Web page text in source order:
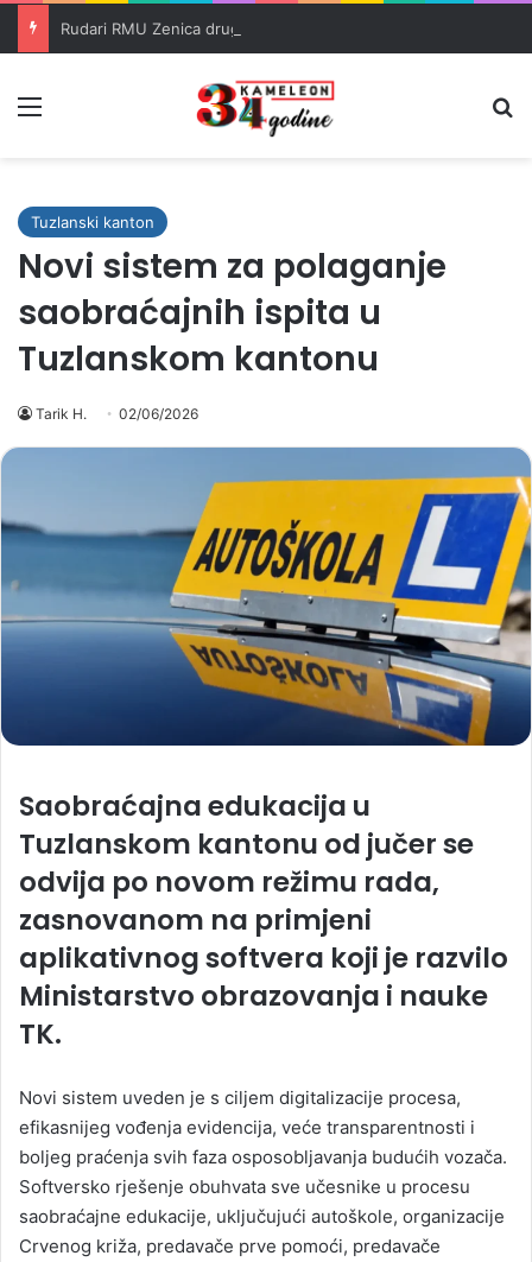
Tuzlanski kanton
Novi sistem za polaganje
saobraćajnih ispita u
Tuzlanskom kantonu
Tarik H. 02/06/2026
Saobraćajna edukacija u
Tuzlanskom kantonu od jučer se
odvija po novom režimu rada,
zasnovanom na primjeni
aplikativnog softvera koji je razvilo
Ministarstvo obrazovanja i nauke
TK.
Novi sistem uveden je s ciljem digitalizacije procesa,
efikasnijeg vođenja evidencija, veće transparentnosti i
boljeg praćenja svih faza osposobljavanja budućih vozača.
Softversko rješenje obuhvata sve učesnike u procesu
saobraćajne edukacije, uključujući autoškole, organizacije
Crvenog križa, predavače prve pomoći, predavače